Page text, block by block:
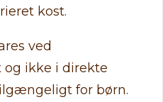
kost.
ved
ikke i direkte
for børn.